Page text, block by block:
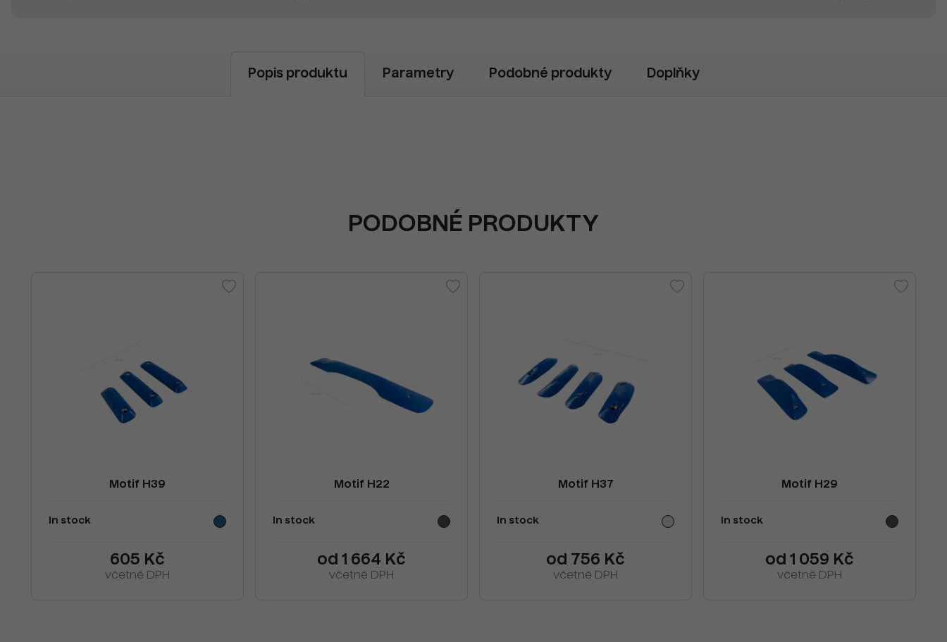
Popis produktu Parametry Podobné produkty Doplňky
PODOBNÉ PRODUKTY
Motif H39
In stock
605 Kč
včetně DPH
Motif H22
In stock
od 1 664 Kč
včetně DPH
Motif H37
In stock
od 756 Kč
včetně DPH
Motif H29
In stock
od 1 059 Kč
včetně DPH